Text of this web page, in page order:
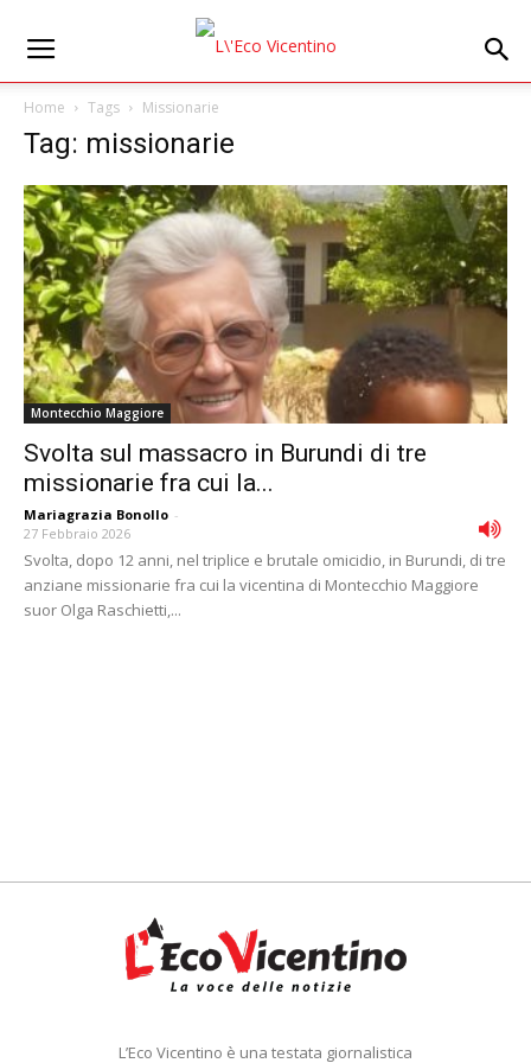
Home Tags Missionarie
Tag: missionarie
Montecchio Maggiore
Svolta sul massacro in Burundi di tre
missionarie fra cui la...
Mariagrazia Bonollo -
27 Febbraio 2026
Svolta, dopo 12 anni, nel triplice e brutale omicidio, in Burundi, di tre
anziane missionarie fra cui la vicentina di Montecchio Maggiore
suor Olga Raschietti,...
L’Eco Vicentino è una testata giornalistica